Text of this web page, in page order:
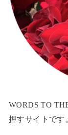
WORDS TO
押すサイトです。